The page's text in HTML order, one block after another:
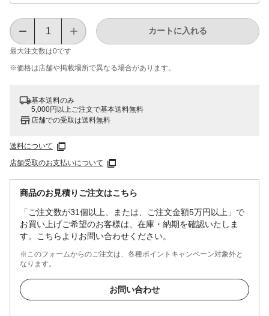
最大注文数は0です
カートに入れる
※価格は​店舗や​掲載場所で​異なる​場合が​あります。
基本送料のみ
5,000円以上ご注文で基本送料無料
店舗での受取は送料無料
送料について
店舗受取のお支払いについて
商品のお見積りご注文はこちら
「ご注文数が31個以上、または、ご注文金額5万円以上」で
お買い上げご希望のお客様は、在庫・納期を確認いたしま
す。こちらよりお問い合わせください。
※このフォームからのご注文は、各種ポイントキャンペーン対象外と
なります。
お問い合わせ